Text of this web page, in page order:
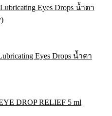
Eyes Drops น้ำตา
Eyes Drops น้ำตา
DROP RELIEF 5 ml